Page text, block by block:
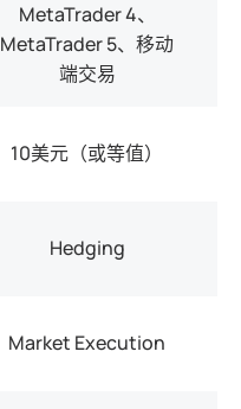
MetaTrader 4、
MetaTrader 5、移动
端交易
10美元（或等值）
Hedging
Market Execution